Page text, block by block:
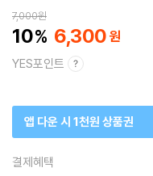
7,000원
10 6,300
YES포인트
앱 다운 시 1천원 상품권
결제혜택